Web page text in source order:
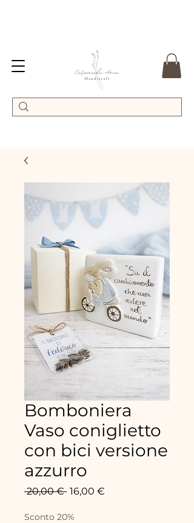
Bomboniera
Vaso coniglietto
con bici versione
azzurro
20,00 € Standardpreis
16,00 €
Sconto 20%